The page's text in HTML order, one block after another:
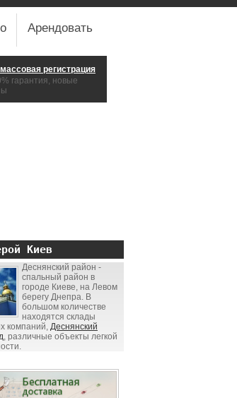
Арендовать
регистрация
гарантия, новые
Киев
Деснянский район -
спальный район в
городе Киеве, на Левом
берегу Днепра. В
большом количестве
находятся склады
компаний, Деснянский
, различные объекты легкой